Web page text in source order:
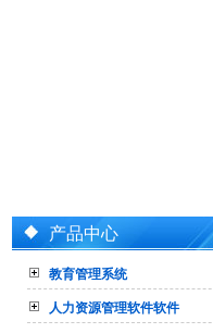
产品中心
教育管理系统
人力资源管理软件软件